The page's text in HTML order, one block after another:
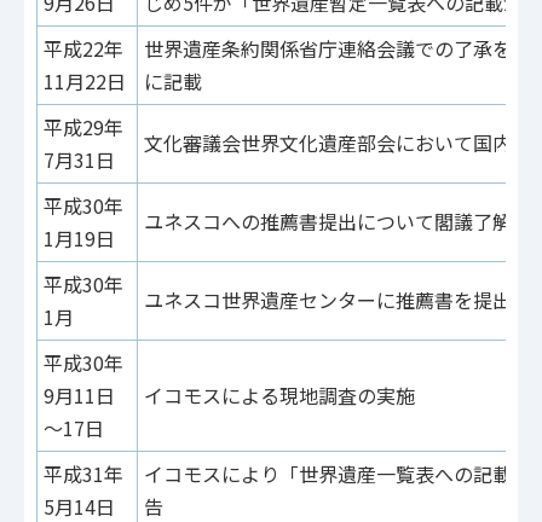
平成22年
11月22日
世界遺産条約関係省庁連絡会議での了承を経
に記載
平成29年
7月31日
文化審議会世界文化遺産部会において国内推
平成30年
1月19日
ユネスコへの推薦書提出について閣議了解
平成30年
1月
ユネスコ世界遺産センターに推薦書を提出
平成30年
9月11日
～17日
イコモスによる現地調査の実施
平成31年
5月14日
イコモスにより「世界遺産一覧表への記載が
告